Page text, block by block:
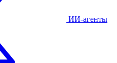
ИИ-агенты